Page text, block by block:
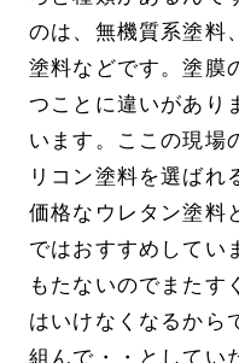
のは、無機質系塗料
塗料などです。塗膜
つことに違いがあり
います。ここの現場
リコン塗料を選ばれ
価格なウレタン塗料
ではおすすめしてい
もたないのでまたす
はいけなくなるから
組んで・・としてい